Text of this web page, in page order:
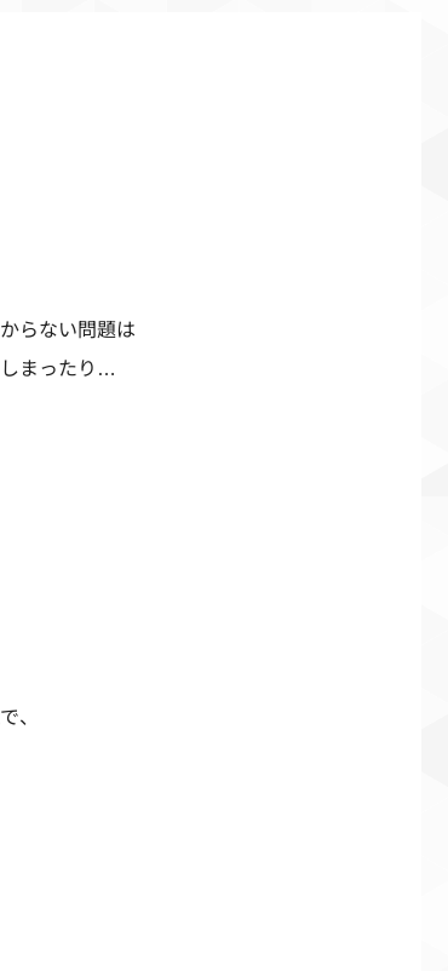
らない問題は
まったり …
、